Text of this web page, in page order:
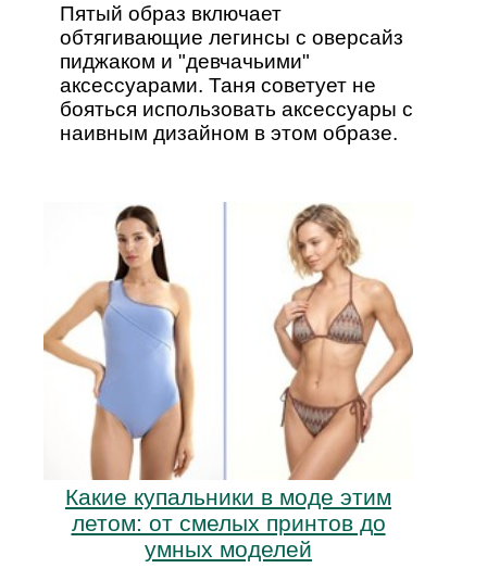
Пятый образ включает
обтягивающие легинсы с оверсайз
пиджаком и "девчачьими"
аксессуарами. Таня советует не
бояться использовать аксессуары с
наивным дизайном в этом образе.
Какие купальники в моде этим
летом: от смелых принтов до
умных моделей